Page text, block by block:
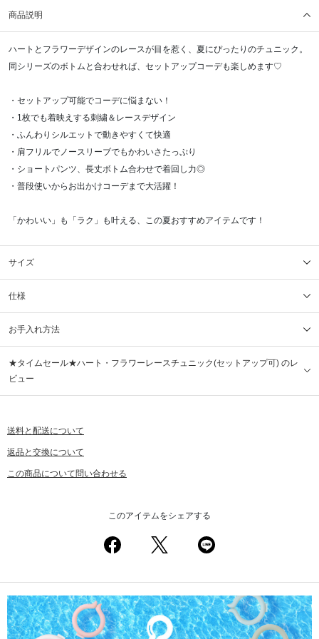
商品説明
ハートとフラワーデザインのレースが目を惹く、夏にぴったりのチュニック。
同シリーズのボトムと合わせれば、セットアップコーデも楽しめます♡
・セットアップ可能でコーデに悩まない！
・1枚でも着映えする刺繍＆レースデザイン
・ふんわりシルエットで動きやすくて快適
・肩フリルでノースリーブでもかわいさたっぷり
・ショートパンツ、長丈ボトム合わせで着回し力◎
・普段使いからお出かけコーデまで大活躍！
「かわいい」も「ラク」も叶える、この夏おすすめアイテムです！
サイズ
仕様
お手入れ方法
★タイムセール★ハート・フラワーレースチュニック(セットアップ可) のレ
ビュー
送料と配送について
返品と交換について
この商品について問い合わせる
このアイテムをシェアする